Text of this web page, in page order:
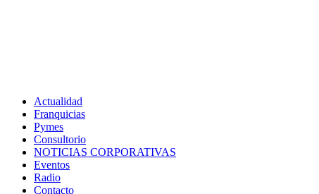
Actualidad
Franquicias
Pymes
Consultorio
NOTICIAS CORPORATIVAS
Eventos
Radio
Contacto